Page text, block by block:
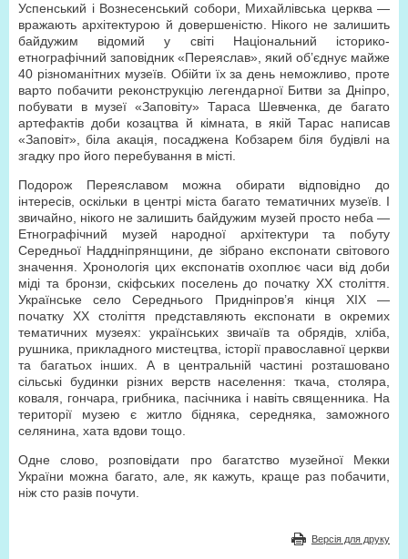
Успенський і Вознесенський собори, Михайлівська церква —
вражають архітектурою й довершеністю. Нікого не залишить
байдужим відомий у світі Національний історико-
етнографічний заповідник «Переяслав», який об’єднує майже
40 різноманітних музеїв. Обійти їх за день неможливо, проте
варто побачити реконструкцію легендарної Битви за Дніпро,
побувати в музеї «Заповіту» Тараса Шевченка, де багато
артефактів доби козацтва й кімната, в якій Тарас написав
«Заповіт», біла акація, посаджена Кобзарем біля будівлі на
згадку про його перебування в місті.
Подорож Переяславом можна обирати відповідно до
інтересів, оскільки в центрі міста багато тематичних музеїв. І
звичайно, нікого не залишить байдужим музей просто неба —
Етнографічний музей народної архітектури та побуту
Середньої Наддніпрянщини, де зібрано експонати світового
значення. Хронологія цих експонатів охоплює часи від доби
міді та бронзи, скіфських поселень до початку XX століття.
Українське село Середнього Придніпров’я кінця XIX —
початку XX століття представляють експонати в окремих
тематичних музеях: українських звичаїв та обрядів, хліба,
рушника, прикладного мистецтва, історії православної церкви
та багатьох інших. А в центральній частині розташовано
сільські будинки різних верств населення: ткача, столяра,
коваля, гончара, грибника, пасічника і навіть священника. На
території музею є житло бідняка, середняка, заможного
селянина, хата вдови тощо.
Одне слово, розповідати про багатство музейної Мекки
України можна багато, але, як кажуть, краще раз побачити,
ніж сто разів почути.
Версія для друку